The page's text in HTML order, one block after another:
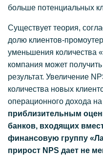
больше потенциальных
Существует теория,
долю клиентов-
уменьшения количества
компания может
результат. Увеличение
количества новых
операционного дохода на
приблизительным
банков, входящих
финансовую группу
прирост NPS дает не